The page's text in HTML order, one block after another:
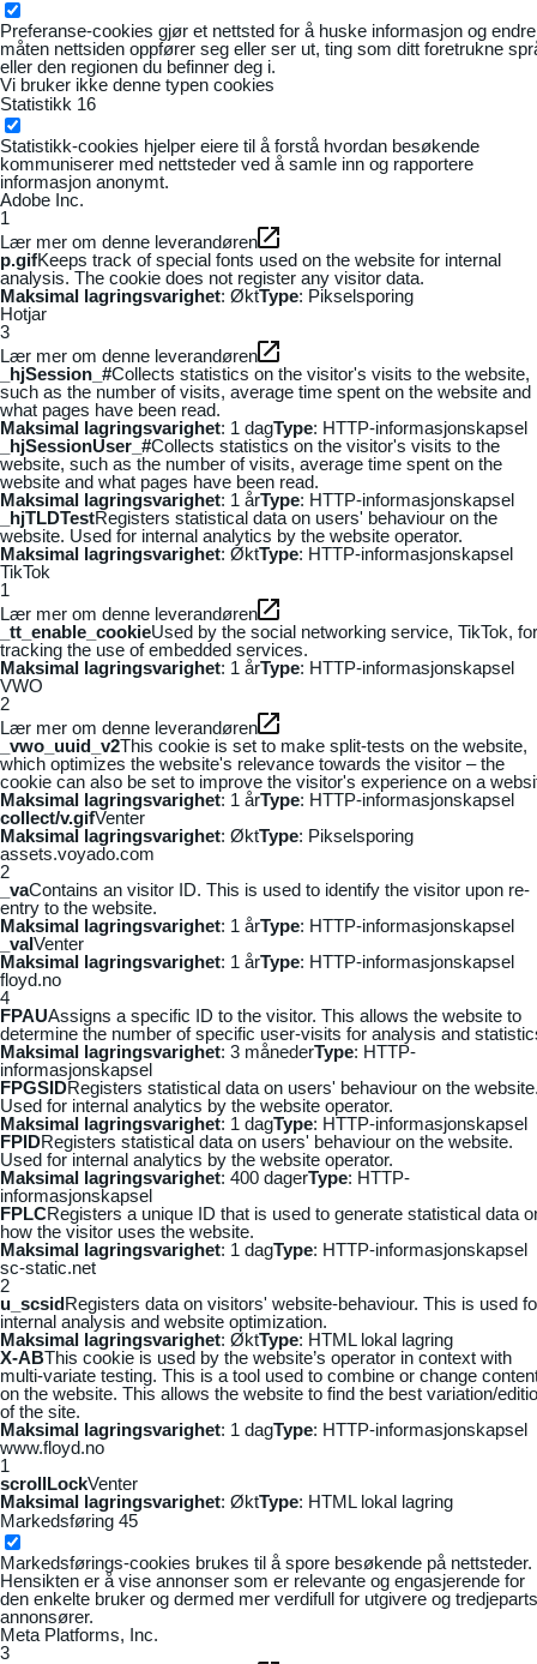
Preferanse-cookies gjør et nettsted for å huske informasjon og
måten nettsiden oppfører seg eller ser ut, ting som ditt foretrukne
eller den regionen du befinner deg i.
Vi bruker ikke denne typen cookies
Statistikk 16
Statistikk-cookies hjelper eiere til å forstå hvordan besøkende
kommuniserer med nettsteder ved å samle inn og rapportere
informasjon anonymt.
Adobe Inc.
1
Lær mer om denne leverandøren
p.gifKeeps track of special fonts used on the website for internal
analysis. The cookie does not register any visitor data.
Maksimal lagringsvarighet: ØktType: Pikselsporing
Hotjar
3
Lær mer om denne leverandøren
_hjSession_#Collects statistics on the visitor's visits to the website,
such as the number of visits, average time spent on the website and
what pages have been read.
Maksimal lagringsvarighet: 1 dagType: HTTP-informasjonskapsel
_hjSessionUser_#Collects statistics on the visitor's visits to the
website, such as the number of visits, average time spent on the
website and what pages have been read.
Maksimal lagringsvarighet: 1 årType: HTTP-informasjonskapsel
_hjTLDTestRegisters statistical data on users' behaviour on the
website. Used for internal analytics by the website operator.
Maksimal lagringsvarighet: ØktType: HTTP-informasjonskapsel
TikTok
1
Lær mer om denne leverandøren
_tt_enable_cookieUsed by the social networking service, TikTok, for
tracking the use of embedded services.
Maksimal lagringsvarighet: 1 årType: HTTP-informasjonskapsel
VWO
2
Lær mer om denne leverandøren
_vwo_uuid_v2This cookie is set to make split-tests on the website,
which optimizes the website's relevance towards the visitor – the
cookie can also be set to improve the visitor's experience on a
Maksimal lagringsvarighet: 1 årType: HTTP-informasjonskapsel
collect/v.gifVenter
Maksimal lagringsvarighet: ØktType: Pikselsporing
assets.voyado.com
2
_vaContains an visitor ID. This is used to identify the visitor upon re-
entry to the website.
Maksimal lagringsvarighet: 1 årType: HTTP-informasjonskapsel
_vaIVenter
Maksimal lagringsvarighet: 1 årType: HTTP-informasjonskapsel
floyd.no
4
FPAUAssigns a specific ID to the visitor. This allows the website to
determine the number of specific user-visits for analysis and
Maksimal lagringsvarighet: 3 månederType: HTTP-
informasjonskapsel
FPGSIDRegisters statistical data on users' behaviour on the
Used for internal analytics by the website operator.
Maksimal lagringsvarighet: 1 dagType: HTTP-informasjonskapsel
FPIDRegisters statistical data on users' behaviour on the website.
Used for internal analytics by the website operator.
Maksimal lagringsvarighet: 400 dagerType: HTTP-
informasjonskapsel
FPLCRegisters a unique ID that is used to generate statistical data
how the visitor uses the website.
Maksimal lagringsvarighet: 1 dagType: HTTP-informasjonskapsel
sc-static.net
2
u_scsidRegisters data on visitors' website-behaviour. This is used
internal analysis and website optimization.
Maksimal lagringsvarighet: ØktType: HTML lokal lagring
X-ABThis cookie is used by the website’s operator in context with
multi-variate testing. This is a tool used to combine or change
on the website. This allows the website to find the best variation/
of the site.
Maksimal lagringsvarighet: 1 dagType: HTTP-informasjonskapsel
www.floyd.no
1
scrollLockVenter
Maksimal lagringsvarighet: ØktType: HTML lokal lagring
Markedsføring 45
Markedsførings-cookies brukes til å spore besøkende på nettsteder.
Hensikten er å vise annonser som er relevante og engasjerende for
den enkelte bruker og dermed mer verdifull for utgivere og tredjeparts
annonsører.
Meta Platforms, Inc.
3